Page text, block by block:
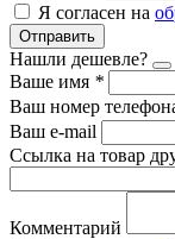
Я согласен на
Отправить
Нашли дешевле?
Ваше имя *
Ваш номер
Ваш e-mail
Ссылка на товар
Комментарий